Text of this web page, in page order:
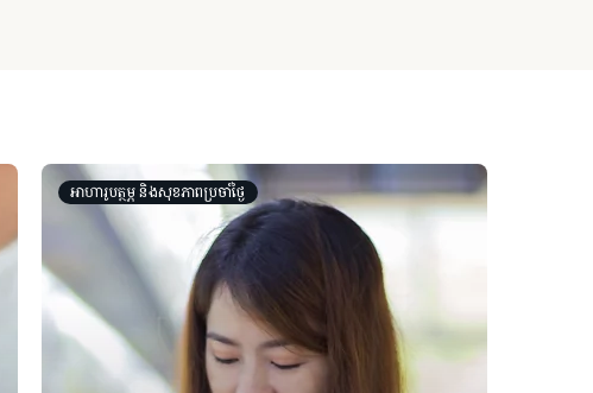
​​អាហារូបត្ថម្ភ និងសុខភាពប្រចាំថ្ងៃ​